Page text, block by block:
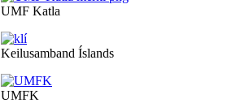
UMF Katla
Keilusamband Íslands
UMFK